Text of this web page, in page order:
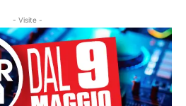
- Visite -